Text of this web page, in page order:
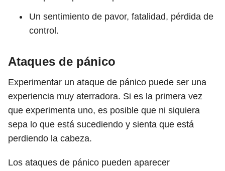
Un sentimiento de pavor, fatalidad, pérdida de
control.
Ataques de pánico
Experimentar un ataque de pánico puede ser una
experiencia muy aterradora. Si es la primera vez
que experimenta uno, es posible que ni siquiera
sepa lo que está sucediendo y sienta que está
perdiendo la cabeza.
Los ataques de pánico pueden aparecer